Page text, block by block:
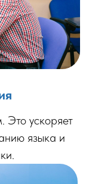
Это ускоряет
языка и